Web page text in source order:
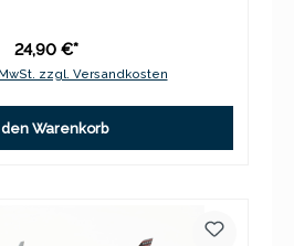
24,90 €*
zzgl. Versandkosten
den Warenkorb